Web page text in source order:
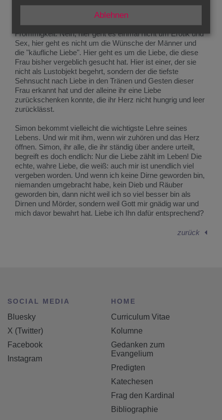
Jesus weiß es, und er weiß auch, was sich Simon und
andere in ihrer Phantasie denken, in der so manches
verborgenes Erotisches seinen Platz hat, trotz aller
Frömmigkeit. Nein, hier geht es einmal nicht um Erotik und
Sex, hier geht es nicht um die Wünsche der Männer und
die "käufliche Liebe". Hier geht es um die Liebe, die diese
Frau bisher vergeblich gesucht hat. Hier ist einer, der sie
nicht als Lustobjekt begehrt, sondern der die tiefste
Sehnsucht nach Liebe in den Tränen und Gesten dieser
Frau erkannt hat und der alleine ihr eine Liebe
zurückschenken konnte, die ihr Herz nicht hungrig und leer
zurücklässt.
Simon bekommt vielleicht die wichtigste Lehre seines
Lebens. Und wir mit ihm, wenn wir zuhören und das Herz
öffnen. Simon, ihr alle, die ihr ständig über andere urteilt,
begreift es doch endlich: Nur die Liebe zählt im Leben! Die
echte, wahre Liebe, die weiß: auch mir ist unendlich viel
vergeben worden. Und wenn ich keine Dirne geworden bin,
niemanden umgebracht habe, kein Dieb und Räuber
geworden bin, dann nicht weil ich so viel besser bin als
Dirnen und Mörder, sondern weil Gott mir gnädig war und
mich davor bewahrt hat. Liebe ich Ihn dafür entsprechend?
zurück
SOCIAL MEDIA
Bluesky
X (Twitter)
Facebook
Instagram
HOME
Curriculum Vitae
Kolumne
Gedanken zum
Evangelium
Predigten
Katechesen
Frag den Kardinal
Bibliographie
Ablehnen